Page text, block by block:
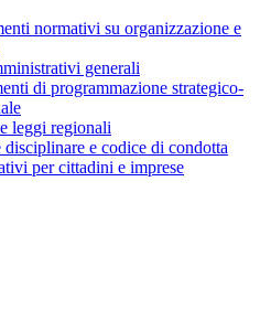
normativi su organizzazione e
generali
di programmazione strategico-
leggi regionali
disciplinare e codice di condotta
per cittadini e imprese